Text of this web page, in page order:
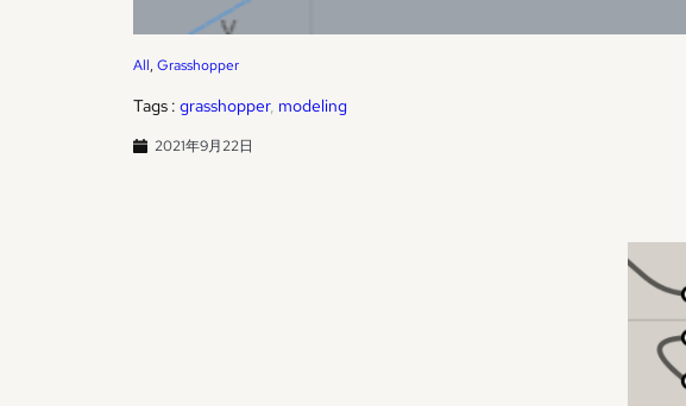
All, Grasshopper
Tags : grasshopper, modeling
2021年9月22日